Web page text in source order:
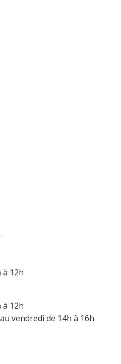
à 12h
à 12h
vendredi de 14h à 16h